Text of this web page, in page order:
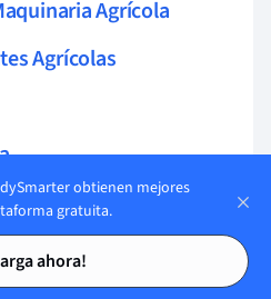
de estudio
de estudio
Agrícola
Agrícolas
obtienen mejores
gratuita.
ahora!